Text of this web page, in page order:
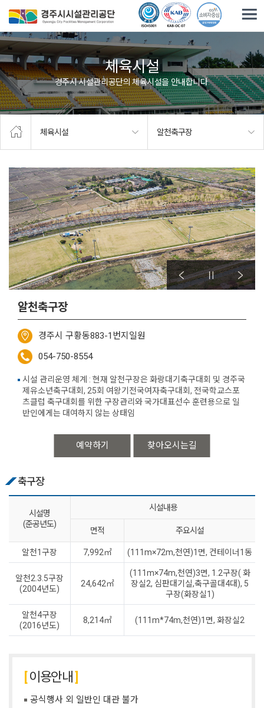
체육시설
경주시 시설관리공단의 체육시설을 안내합니다.
체육시설 알천축구장
알천축구장
경주시 구황동883-1번지일원
054-750-8554
예약하기 찾아오시는길
시설 관리운영 체계 : 현재 알천구장은 화랑대기축구대회 및 경주국
제유소년축구대회, 25회 여왕기전국여자축구대회, 전국학교스포
츠클럽 축구대회를 위한 구장관리와 국가대표선수 훈련용으로 일
반인에게는 대여하지 않는 상태임
축구장
시설명
(준공년도)
시설내용
면적 주요시설
알천1구장 7,992㎡ (111m×72m,천연)1면, 컨테이너1동
알천2.3.5구장
(2004년도)
24,642㎡
(111m×74m,천연)3면, 1.2구장( 화
장실2, 심판대기실,축구골대4대), 5
구장(화장실1)
알천4구장
(2016년도)
8,214㎡ (111m*74m,천연)1면, 화장실2
이용안내
공식행사 외 일반인 대관 불가